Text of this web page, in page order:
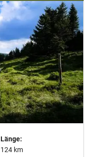
Länge:
124 km